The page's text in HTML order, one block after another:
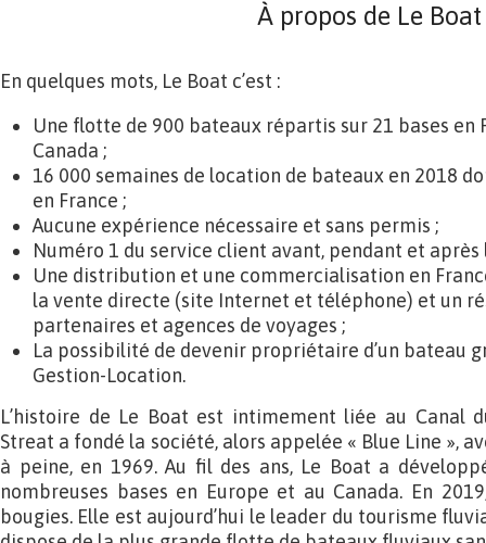
À propos de Le Boat
En quelques mots, Le Boat c’est :
Une flotte de 900 bateaux répartis sur 21 bases en
Canada ;
16 000 semaines de location de bateaux en 2018
en France ;
Aucune expérience nécessaire et sans permis ;
Numéro 1 du service client avant, pendant et après
Une distribution et une commercialisation en
la vente directe (site Internet et téléphone) et un
partenaires et agences de voyages ;
La possibilité de devenir propriétaire d’un bateau
Gestion-Location.
L’histoire de Le Boat est intimement liée au Canal
Streat a fondé la société, alors appelée « Blue Line »,
à peine, en 1969. Au fil des ans, Le Boat a
nombreuses bases en Europe et au Canada. En
bougies. Elle est aujourd’hui le leader du tourisme